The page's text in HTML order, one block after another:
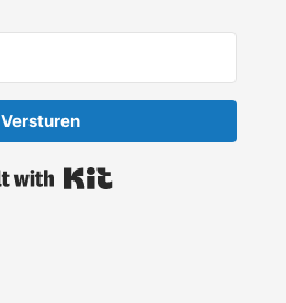
Versturen